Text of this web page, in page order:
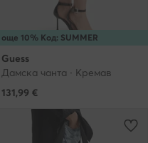
още 10% Код: SUMMER
Guess
Дамска чанта · Кремав
131,99 €